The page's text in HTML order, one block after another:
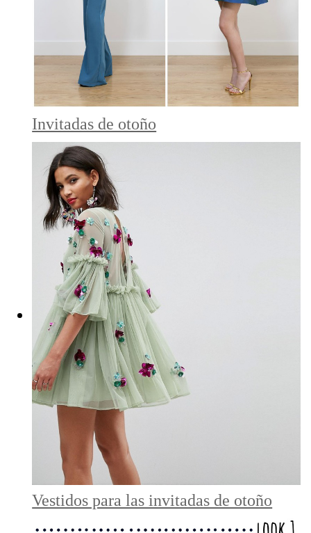
Invitadas de otoño
Vestidos para las invitadas de otoño